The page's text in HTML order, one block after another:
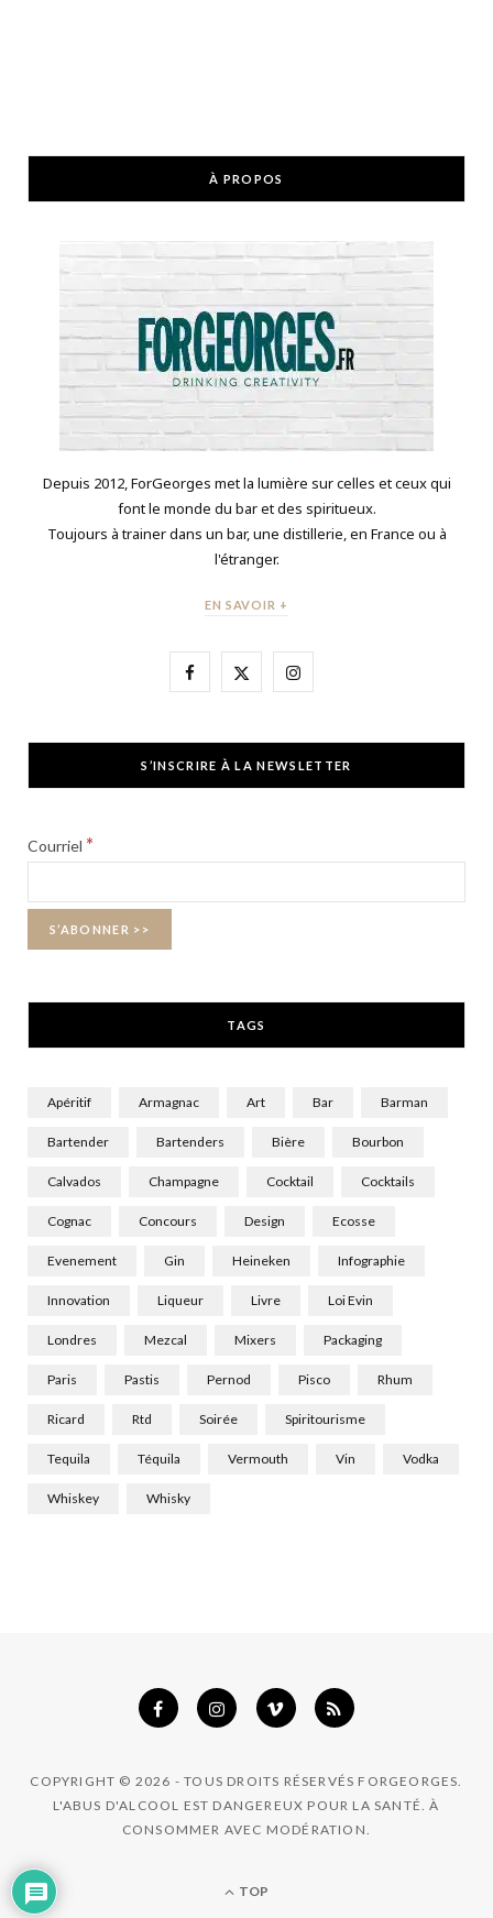
À PROPOS
Depuis 2012, ForGeorges met la lumière sur celles et ceux qui
font le monde du bar et des spiritueux.
Toujours à trainer dans un bar, une distillerie, en France ou à
l'étranger.
EN SAVOIR +
F
e
X
w
I
t
S’INSCRIRE À LA NEWSLETTER
Courriel *
TAGS
Apéritif Armagnac Art Bar Barman
Bartender Bartenders Bière Bourbon
Calvados Champagne Cocktail Cocktails
Cognac Concours Design Ecosse
Evenement Gin Heineken Infographie
Innovation Liqueur Livre Loi Evin
Londres Mezcal Mixers Packaging
Paris Pastis Pernod Pisco Rhum
Ricard Rtd Soirée Spiritourisme
Tequila Téquila Vermouth Vin Vodka
Whiskey Whisky
COPYRIGHT © 2026 - TOUS DROITS RÉSERVÉS FORGEORGES.
L'ABUS D'ALCOOL EST DANGEREUX POUR LA SANTÉ. À
CONSOMMER AVEC MODÉRATION.
TOP